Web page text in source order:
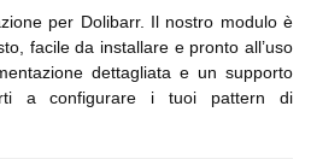
per Dolibarr. Il nostro modulo è
facile da installare e pronto all’uso
dettagliata e un supporto
a configurare i tuoi pattern di